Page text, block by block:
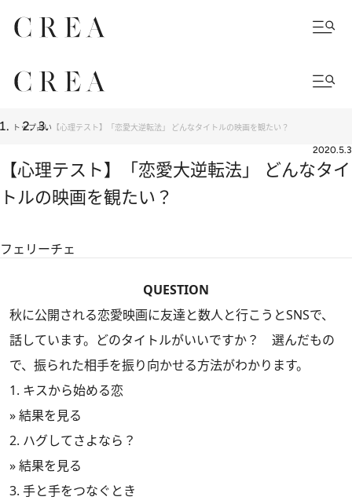
トップ占い 【心理テスト】「恋愛大逆転法」 どんなタイトルの映画を観たい？
2020.5.3
【心理テスト】「恋愛大逆転法」 どんなタイ
トルの映画を観たい？
フェリーチェ
QUESTION
秋に公開される恋愛映画に友達と数人と行こうとSNSで、
話しています。どのタイトルがいいですか？ 選んだもの
で、振られた相手を振り向かせる方法がわかります。
1. キスから始める恋
» 結果を見る
2. ハグしてさよなら？
» 結果を見る
3. 手と手をつなぐとき